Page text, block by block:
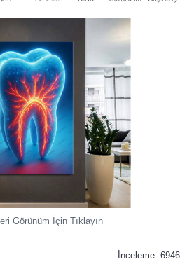
Görünüm İçin Tıklayın
İnceleme: 6946